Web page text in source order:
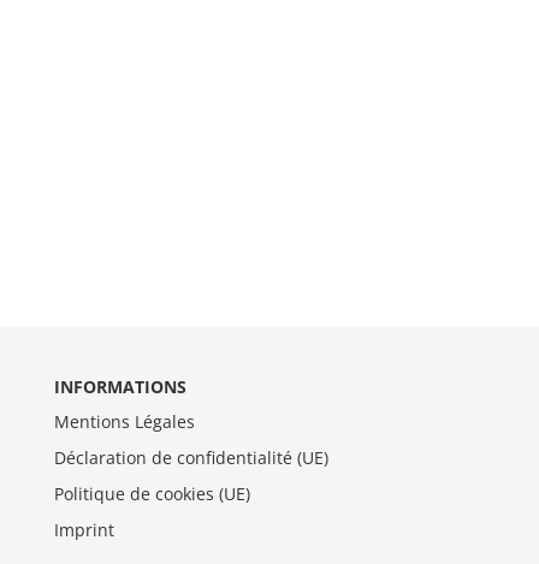
INFORMATIONS
Mentions Légales
Déclaration de confidentialité (UE)
Politique de cookies (UE)
Imprint